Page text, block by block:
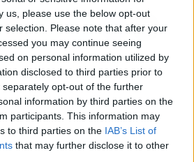
us, please use the below opt-out
selection. Please note that after your
you may continue seeing
on personal information utilized by
disclosed to third parties prior to
opt-out of the further
information by third parties on the
participants. This information may
to third parties on the IAB’s List of
that may further disclose it to other